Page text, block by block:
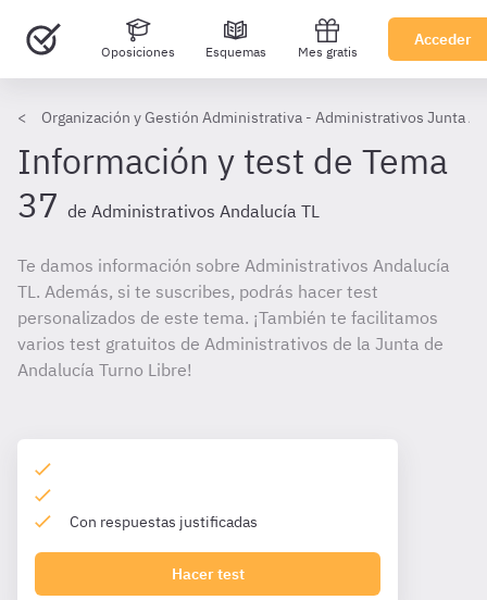
Oposiciones Esquemas Mes gratis
Acceder
Organización y Gestión Administrativa - Administrativos Junta
Información y test de Tema
37 de Administrativos Andalucía TL
Te damos información sobre Administrativos Andalucía
TL. Además, si te suscribes, podrás hacer test
personalizados de este tema. ¡También te facilitamos
varios test gratuitos de Administrativos de la Junta de
Andalucía Turno Libre!
Con respuestas justificadas
Hacer test